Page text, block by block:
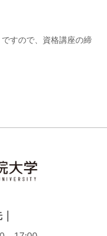
すので、資格講座の締